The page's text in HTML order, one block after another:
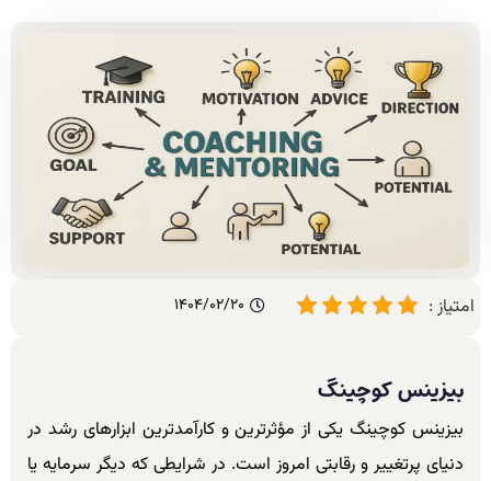
امتیاز : 1404/02/20
بیزینس کوچینگ
بیزینس کوچینگ یکی از مؤثرترین و کارآمدترین ابزارهای رشد در
دنیای پرتغییر و رقابتی امروز است. در شرایطی که دیگر سرمایه یا